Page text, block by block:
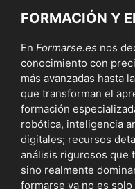
FORMACIÓN Y
En Formarse.es nos
conocimiento con
más avanzadas hasta
que transforman el
formación
robótica, inteligencia
digitales; recursos
análisis rigurosos que
sino realmente
formarse ya no es